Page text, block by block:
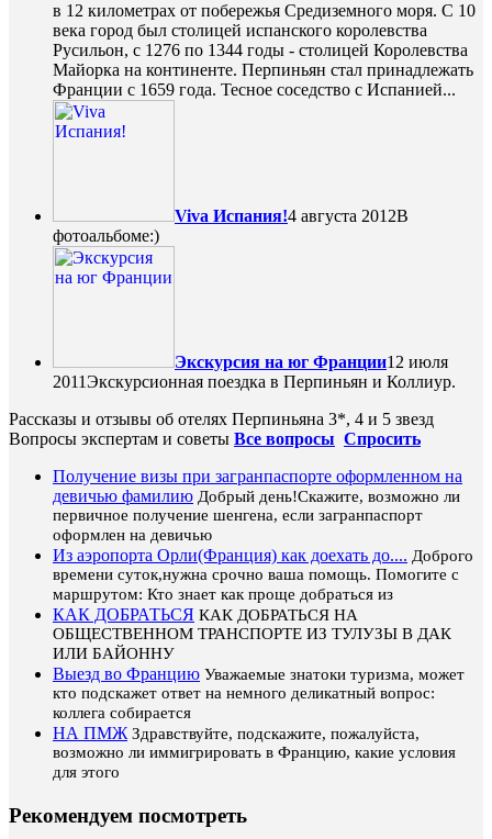
в 12 километрах от побережья Средиземного моря. С 10
века город был столицей испанского королевства
Русильон, с 1276 по 1344 годы - столицей Королевства
Майорка на континенте. Перпиньян стал принадлежать
Франции с 1659 года. Тесное соседство с Испанией...
Viva Испания!4 августа 2012В
фотоальбоме:)
Экскурсия на юг Франции12 июля
2011 Экскурсионная поездка в Перпиньян и Коллиур.
Рассказы и отзывы об отелях Перпиньяна 3*, 4 и 5 звезд
Вопросы экспертам и советы Все вопросы Спросить
Получение визы при загранпаспорте оформленном на
девичью фамилию Добрый день!Скажите, возможно ли
первичное получение шенгена, если загранпаспорт
оформлен на девичью
Из аэропорта Орли(Франция) как доехать до.... Доброго
времени суток,нужна срочно ваша помощь. Помогите с
маршрутом: Кто знает как проще добраться из
КАК ДОБРАТЬСЯ КАК ДОБРАТЬСЯ НА
ОБЩЕСТВЕННОМ ТРАНСПОРТЕ ИЗ ТУЛУЗЫ В ДАК
ИЛИ БАЙОННУ
Выезд во Францию Уважаемые знатоки туризма, может
кто подскажет ответ на немного деликатный вопрос:
коллега собирается
НА ПМЖ Здравствуйте, подскажите, пожалуйста,
возможно ли иммигрировать в Францию, какие условия
для этого
Рекомендуем посмотреть